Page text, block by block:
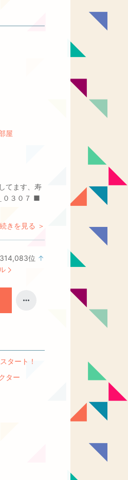
屋
てます、寿
０３０７ ■
続きを見る ＞
314,083位 ↑
タート！
ター